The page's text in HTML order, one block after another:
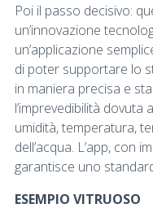
Poi il passo decisivo:
un’innovazione
un’applicazione
di poter supportare lo
in maniera precisa e
l’imprevedibilità
umidità, temperatura,
dell’acqua. L’app, con
garantisce uno
ESEMPIO VITRUOSO